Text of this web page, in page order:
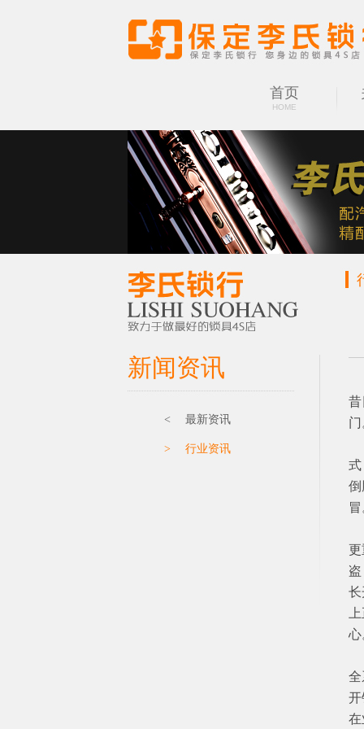
首页
HOME
新闻资讯
< 最新资讯
> 行业资讯
昔
式
倒
更
长
心
全
开
在